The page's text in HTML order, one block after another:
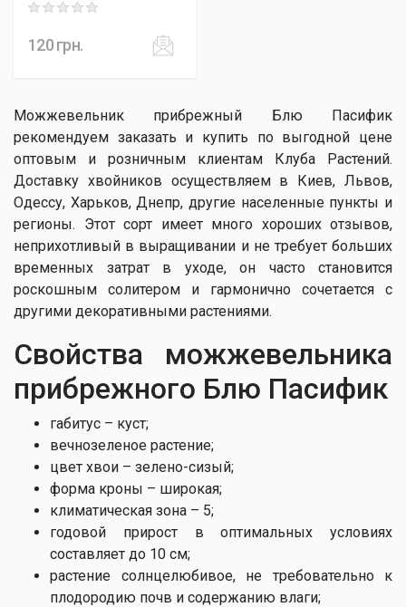
Rating: 0 out of 5
120грн.
Можжевельник прибрежный Блю Пасифик
рекомендуем заказать и купить по выгодной цене
оптовым и розничным клиентам Клуба Растений.
Доставку хвойников осуществляем в Киев, Львов,
Одессу, Харьков, Днепр, другие населенные пункты и
регионы. Этот сорт имеет много хороших отзывов,
неприхотливый в выращивании и не требует больших
временных затрат в уходе, он часто становится
роскошным солитером и гармонично сочетается с
другими декоративными растениями.
Свойства можжевельника
прибрежного Блю Пасифик
габитус – куст;
вечнозеленое растение;
цвет хвои – зелено-сизый;
форма кроны – широкая;
климатическая зона – 5;
годовой прирост в оптимальных условиях
составляет до 10 см;
растение солнцелюбивое, не требовательно к
плодородию почв и содержанию влаги;